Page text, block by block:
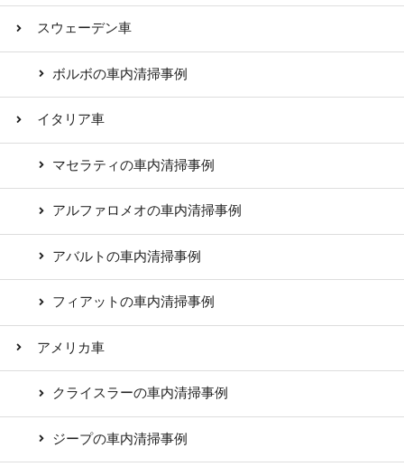
スウェーデン車
ボルボの車内清掃事例
イタリア車
マセラティの車内清掃事例
アルファロメオの車内清掃事例
アバルトの車内清掃事例
フィアットの車内清掃事例
アメリカ車
クライスラーの車内清掃事例
ジープの車内清掃事例